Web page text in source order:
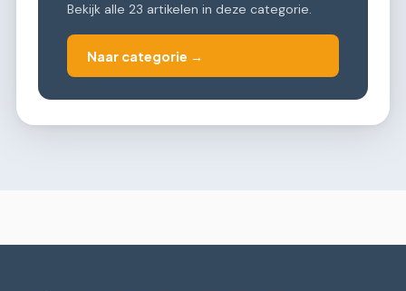
Bekijk alle 23 artikelen in deze categorie.
Naar categorie →